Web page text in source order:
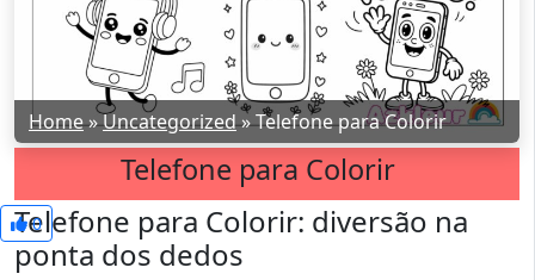
Home»Uncategorized»Telefone para Colorir
Telefone para Colorir
0
Telefone para Colorir: diversão na
ponta dos dedos